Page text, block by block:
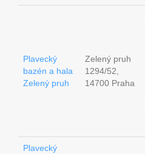
Plavecký
bazén a hala
Zelený pruh
Zelený pruh
1294/52,
14700 Praha
Plavecký